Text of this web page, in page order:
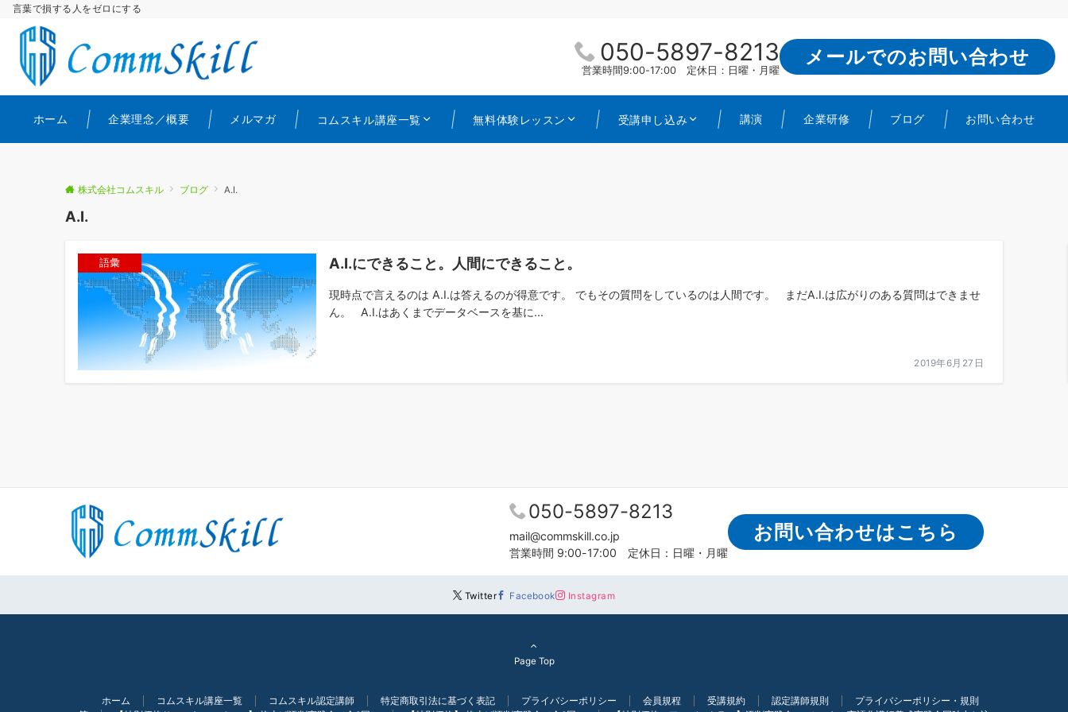
言葉で損する人をゼロにする
050-5897-8213
営業時間9:00-17:00 定休日：日曜・月曜
メールでのお問い合わせ
ホーム 企業理念／概要 メルマガ コムスキル講座一覧 無料体験レッスン 受講申し込み 講演 企業研修 ブログ お問い合わせ
株式会社コムスキル ブログ A.I.
A.I.
語彙 A.I.にできること。人間にできること。
現時点で言えるのは A.I.は答えるのが得意です。 でもその質問をしているのは人間です。 まだA.I.は広がりのある質問はできませ
ん。 A.I.はあくまでデータベースを基に...
2019年6月27日
050-5897-8213
mail@commskill.co.jp
営業時間 9:00-17:00 定休日：日曜・月曜
お問い合わせはこちら
Twitter Facebook Instagram
Page Top
ホーム コムスキル講座一覧 コムスキル認定講師 特定商取引法に基づく表記 プライバシーポリシー 会員規程 受講規約 認定講師規則
プライバシーポリシー・規則